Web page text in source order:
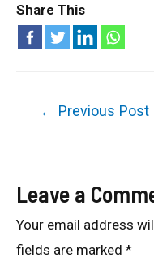
Share This
← Previous Post
Leave a
Your email address
fields are marked *